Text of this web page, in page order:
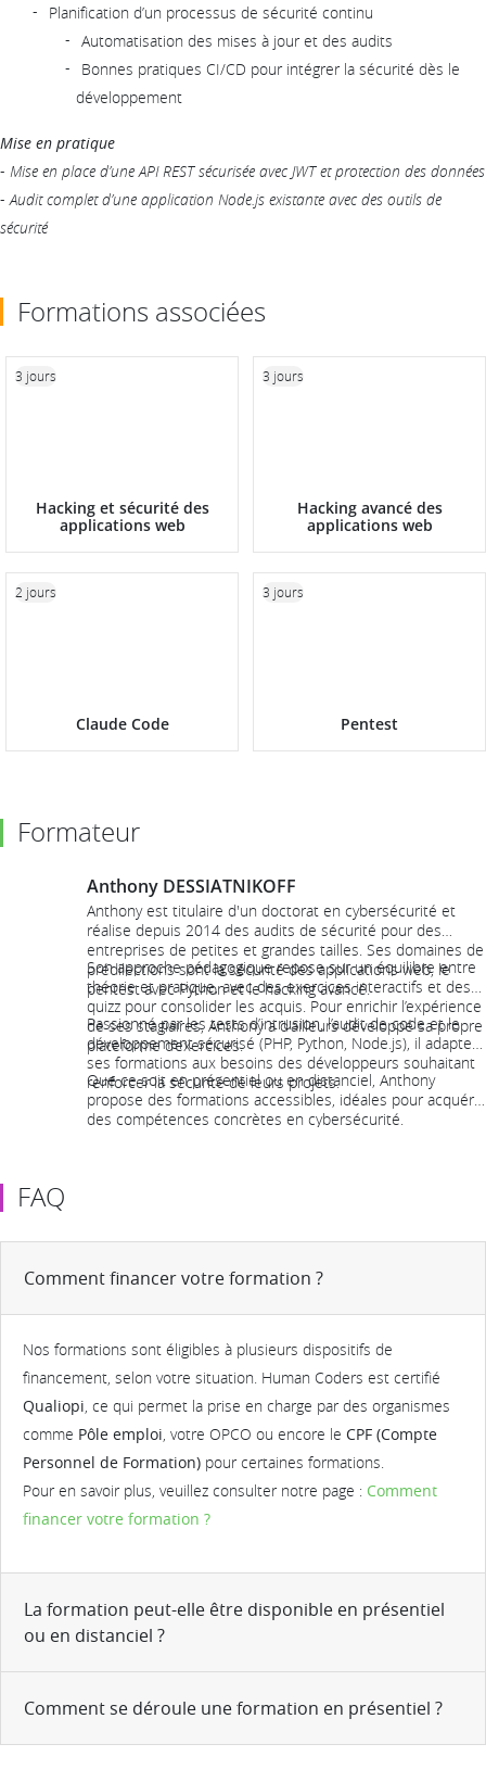
Planification d’un processus de sécurité continu
Automatisation des mises à jour et des audits
Bonnes pratiques CI/CD pour intégrer la sécurité dès le
développement
Mise en pratique
- Mise en place d’une API REST sécurisée avec JWT et protection des données
- Audit complet d’une application Node.js existante avec des outils de
sécurité
Formations associées
Hacking et sécurité des
applications web
3 jours
Hacking avancé des
applications web
3 jours
Claude Code
2 jours
Pentest
3 jours
Formateur
Anthony DESSIATNIKOFF
Anthony est titulaire d'un doctorat en cybersécurité et
réalise depuis 2014 des audits de sécurité pour des
entreprises de petites et grandes tailles. Ses domaines de
prédilections sont la sécurité des applications web, le
pentest avec Python et le hacking avancé.
Son approche pédagogique repose sur un équilibre entre
théorie et pratique, avec des exercices interactifs et des
quizz pour consolider les acquis. Pour enrichir l’expérience
de ses stagiaires, Anthony a d'ailleurs développé sa propre
plateforme d’exercices.
Passionné par les tests d’intrusion, l’audit de code et le
développement sécurisé (PHP, Python, Node.js), il adapte
ses formations aux besoins des développeurs souhaitant
renforcer la sécurité de leurs projets.
Que ce soit en présentiel ou en distanciel, Anthony
propose des formations accessibles, idéales pour acquérir
des compétences concrètes en cybersécurité.
FAQ
Comment financer votre formation ?
Nos formations sont éligibles à plusieurs dispositifs de
financement, selon votre situation. Human Coders est certifié
Qualiopi, ce qui permet la prise en charge par des organismes
comme Pôle emploi, votre OPCO ou encore le CPF (Compte
Personnel de Formation) pour certaines formations.
Pour en savoir plus, veuillez consulter notre page : Comment
financer votre formation ?
La formation peut-elle être disponible en présentiel
ou en distanciel ?
Comment se déroule une formation en présentiel ?